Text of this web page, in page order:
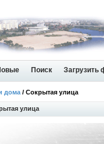
Поиск Загрузить
дома / Сокрытая улица
улица